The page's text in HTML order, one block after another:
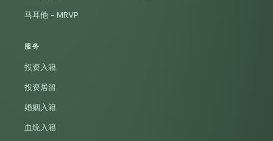
马耳他 - MRVP
服务
投资入籍
投资居留
婚姻入籍
血统入籍